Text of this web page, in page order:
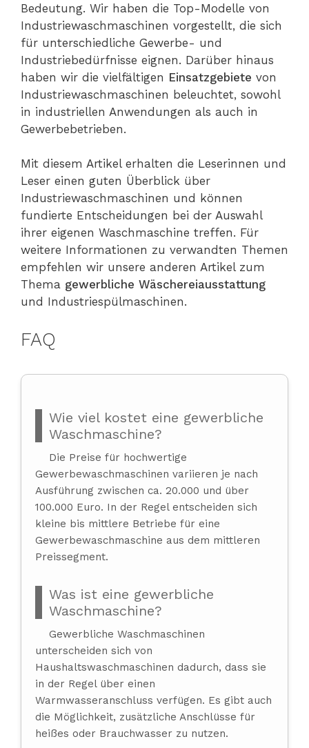
Bedeutung. Wir haben die Top-Modelle von
Industriewaschmaschinen vorgestellt, die sich
für unterschiedliche Gewerbe- und
Industriebedürfnisse eignen. Darüber hinaus
haben wir die vielfältigen Einsatzgebiete von
Industriewaschmaschinen beleuchtet, sowohl
in industriellen Anwendungen als auch in
Gewerbebetrieben.
Mit diesem Artikel erhalten die Leserinnen und
Leser einen guten Überblick über
Industriewaschmaschinen und können
fundierte Entscheidungen bei der Auswahl
ihrer eigenen Waschmaschine treffen. Für
weitere Informationen zu verwandten Themen
empfehlen wir unsere anderen Artikel zum
Thema gewerbliche Wäschereiausstattung
und Industriespülmaschinen.
FAQ
Wie viel kostet eine gewerbliche
Waschmaschine?
Die Preise für hochwertige
Gewerbewaschmaschinen variieren je nach
Ausführung zwischen ca. 20.000 und über
100.000 Euro. In der Regel entscheiden sich
kleine bis mittlere Betriebe für eine
Gewerbewaschmaschine aus dem mittleren
Preissegment.
Was ist eine gewerbliche
Waschmaschine?
Gewerbliche Waschmaschinen
unterscheiden sich von
Haushaltswaschmaschinen dadurch, dass sie
in der Regel über einen
Warmwasseranschluss verfügen. Es gibt auch
die Möglichkeit, zusätzliche Anschlüsse für
heißes oder Brauchwasser zu nutzen.